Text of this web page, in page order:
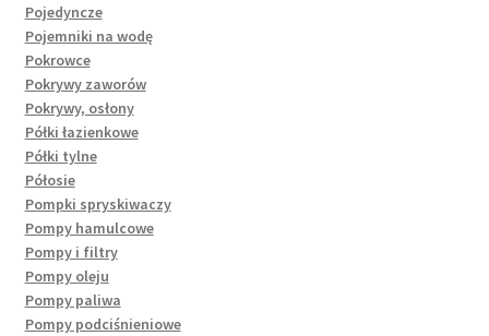
Pojedyncze
Pojemniki na wodę
Pokrowce
Pokrywy zaworów
Pokrywy, osłony
Półki łazienkowe
Półki tylne
Półosie
Pompki spryskiwaczy
Pompy hamulcowe
Pompy i filtry
Pompy oleju
Pompy paliwa
Pompy podciśnieniowe